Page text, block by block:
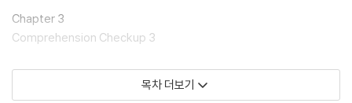
Chapter 3
Comprehension Checkup 3
Chapter 4
Comprehension Checkup 4
목차 더보기